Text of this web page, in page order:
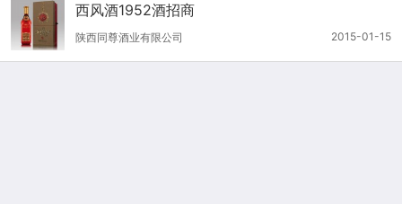
西风酒1952酒招商
2015-01-15
陕西同尊酒业有限公司